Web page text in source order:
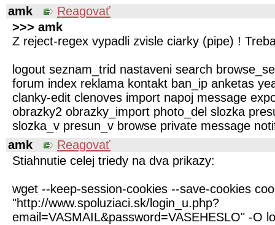
amk
Reagovať
>>> amk
Z reject-regex vypadli zvisle ciarky (pipe) !
logout seznam_trid nastaveni search
forum index reklama kontakt ban_ip anketas
clanky-edit clenoves import napoj message
obrazky2 obrazky_import photo_del slozka
slozka_v presun_v browse private message
amk
Reagovať
Stiahnutie celej triedy na dva prikazy:
wget --keep-session-cookies --save-cookies
"http://www.spoluziaci.sk/login_u.php?
email=VASMAIL&password=VASEHESLO" -O